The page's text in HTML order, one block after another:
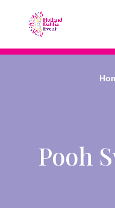
Pooh